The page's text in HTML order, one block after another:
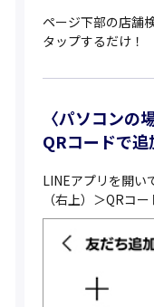
ページ下部の店舗
タップするだけ！
〈パソコンの
QRコードで追
LINEアプリを開い
（右上）＞QRコー